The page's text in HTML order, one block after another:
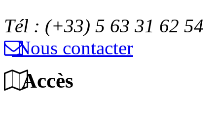
Tél : (+33) 5 63 31 62 54
Nous contacter
Accès